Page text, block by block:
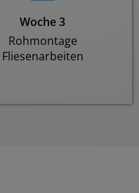
Woche 3
Rohmontage
Fliesenarbeiten